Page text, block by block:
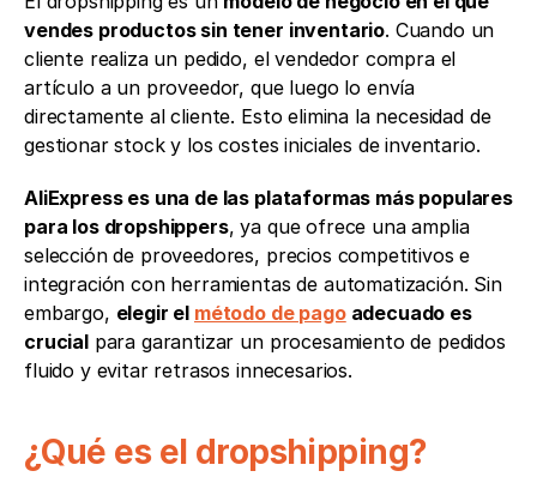
vendes productos sin tener inventario. Cuando un
cliente realiza un pedido, el vendedor compra el
artículo a un proveedor, que luego lo envía
directamente al cliente. Esto elimina la necesidad de
gestionar stock y los costes iniciales de inventario.
AliExpress es una de las plataformas más populares
para los dropshippers, ya que ofrece una amplia
selección de proveedores, precios competitivos e
integración con herramientas de automatización. Sin
embargo, elegir el método de pago adecuado es
crucial para garantizar un procesamiento de pedidos
fluido y evitar retrasos innecesarios.
¿Qué es el dropshipping?